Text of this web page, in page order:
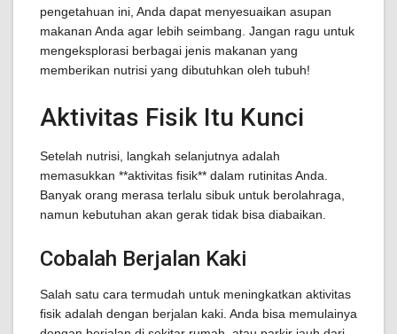
pengetahuan ini, Anda dapat menyesuaikan asupan
makanan Anda agar lebih seimbang. Jangan ragu untuk
mengeksplorasi berbagai jenis makanan yang
memberikan nutrisi yang dibutuhkan oleh tubuh!
Aktivitas Fisik Itu Kunci
Setelah nutrisi, langkah selanjutnya adalah
memasukkan **aktivitas fisik** dalam rutinitas Anda.
Banyak orang merasa terlalu sibuk untuk berolahraga,
namun kebutuhan akan gerak tidak bisa diabaikan.
Cobalah Berjalan Kaki
Salah satu cara termudah untuk meningkatkan aktivitas
fisik adalah dengan berjalan kaki. Anda bisa memulainya